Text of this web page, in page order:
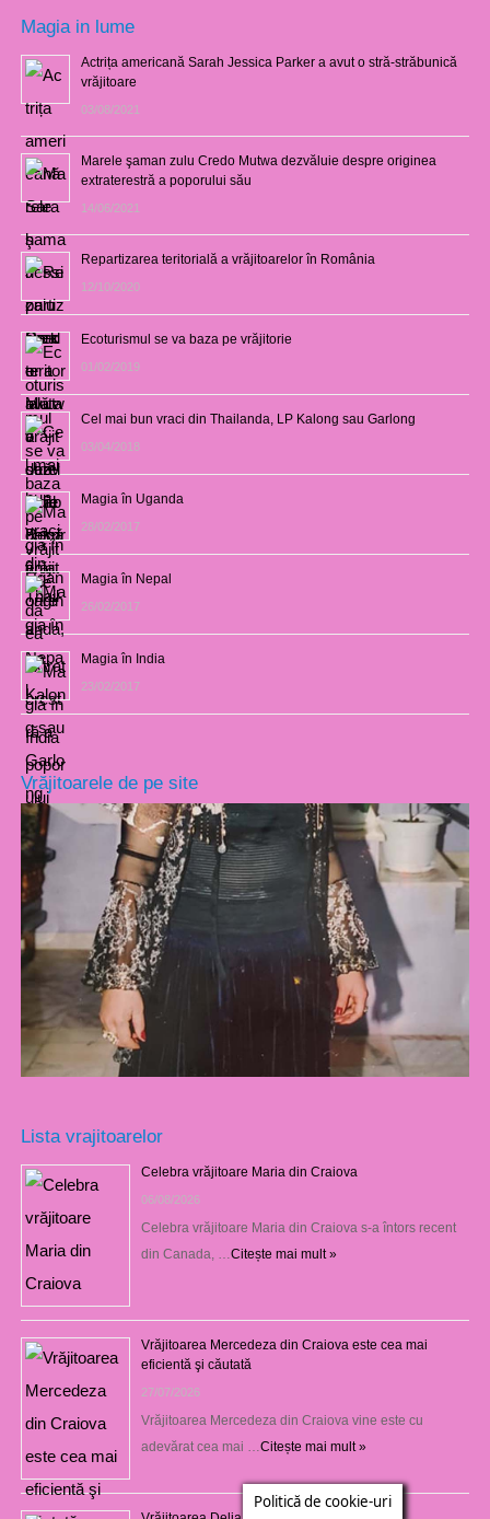
Magia in lume
Actrița americană Sarah Jessica Parker a avut o stră-străbunică
vrăjitoare
03/08/2021
Marele şaman zulu Credo Mutwa dezvăluie despre originea
extraterestră a poporului său
14/06/2021
Repartizarea teritorială a vrăjitoarelor în România
12/10/2020
Ecoturismul se va baza pe vrăjitorie
01/02/2019
Cel mai bun vraci din Thailanda, LP Kalong sau Garlong
03/04/2018
Magia în Uganda
28/02/2017
Magia în Nepal
26/02/2017
Magia în India
23/02/2017
Vrăjitoarele de pe site
Lista vrajitoarelor
Celebra vrăjitoare Maria din Craiova
06/08/2026
Celebra vrăjitoare Maria din Craiova s-a întors recent
din Canada, … Citește mai mult »
Vrăjitoarea Mercedeza din Craiova este cea mai
eficientă şi căutată
27/07/2026
Vrăjitoarea Mercedeza din Craiova vine este cu
adevărat cea mai … Citește mai mult »
Politică de cookie-uri